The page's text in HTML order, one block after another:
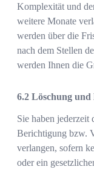
Komplexität und
weitere Monate
werden über die
nach dem Stellen
werden Ihnen die
Löschung
Sie haben
Berichtigung bzw.
verlangen, sofern
oder ein